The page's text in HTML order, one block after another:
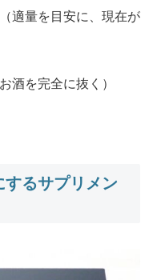
適量を目安に、現在が
酒を完全に抜く）
るサプリメン